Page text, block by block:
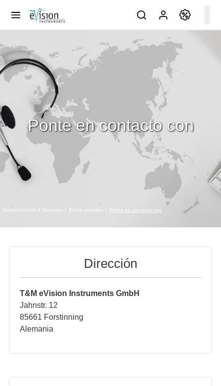
Conocimientos & Servicios Sobre nosotros Ponte en contacto con
Ponte en contacto con
Dirección
T&M eVision Instruments GmbH
Jahnstr. 12
85661 Forstinning
Alemania